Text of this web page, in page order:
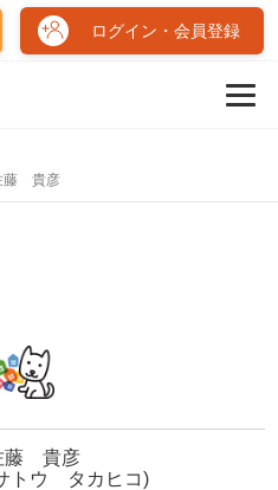
ログイン・会員登録
藤 貴彦
藤 貴彦
トウ タカヒコ)